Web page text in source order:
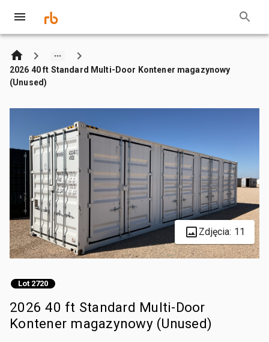
2026 40 ft Standard Multi-Door Kontener magazynowy
(Unused)
Zdjęcia: 11
Lot 2720
2026 40 ft Standard Multi-Door
Kontener magazynowy (Unused)